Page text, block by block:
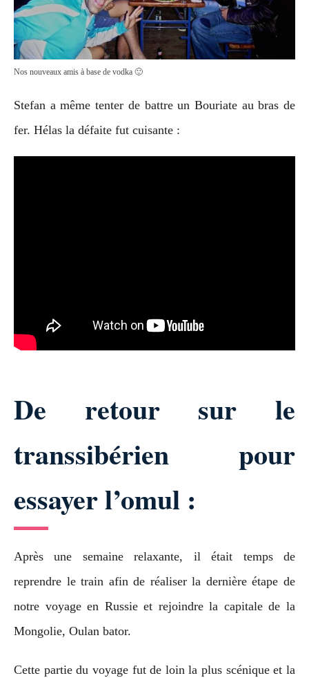
Nos nouveaux amis à base de vodka 🙂
Stefan a même tenter de battre un Bouriate au bras de
fer. Hélas la défaite fut cuisante :
De retour sur le
transsibérien pour
essayer l’omul :
Après une semaine relaxante, il était temps de
reprendre le train afin de réaliser la dernière étape de
notre voyage en Russie et rejoindre la capitale de la
Mongolie, Oulan bator.
Cette partie du voyage fut de loin la plus scénique et la